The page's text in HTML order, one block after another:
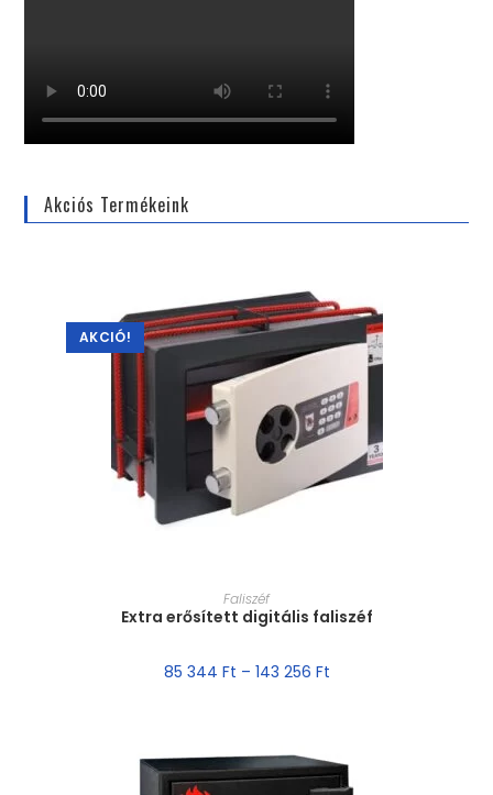
Akciós Termékeink
AKCIÓ!
MÉRET VÁLASZTÁSA
Faliszéf
Extra erősített digitális faliszéf
85 344 Ft – 143 256 Ft